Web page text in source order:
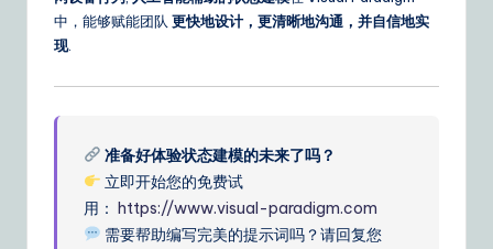
中，能够赋能团队 更快地设计，更清晰地沟通，并自信地实
现.
准备好体验状态建模的未来了吗？
立即开始您的免费试
用：https://www.visual-paradigm.com
需要帮助编写完美的提示词吗？请回复您